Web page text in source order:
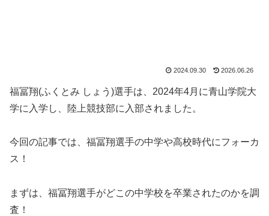
2024.09.30 2026.06.26
福冨翔(ふくとみ しょう)選手は、2024年4月に青山学院大
学に入学し、陸上競技部に入部されました。
今回の記事では、福冨翔選手の中学や高校時代にフォーカ
ス！
まずは、福冨翔選手がどこの中学校を卒業されたのかを調
査！